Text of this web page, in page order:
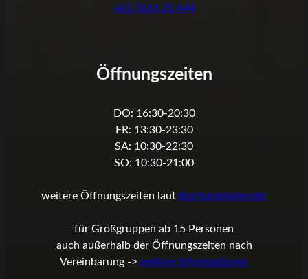
+43 7614 21 444
Öffnungszeiten
DO: 16:30-20:30
FR: 13:30-23:30
SA: 10:30-22:30
SO: 10:30-21:00
weitere Öffnungszeiten laut Buchungskalender
für Großgruppen ab 15 Personen
auch außerhalb der Öffnungszeiten nach
Vereinbarung -> weitere Informationen